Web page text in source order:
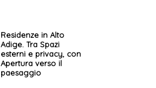
Residenze in Alto
Adige. Tra Spazi
esterni e privacy, con
Apertura verso il
paesaggio